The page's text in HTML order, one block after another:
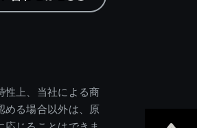
性上、当社による商
める場合以外は、原